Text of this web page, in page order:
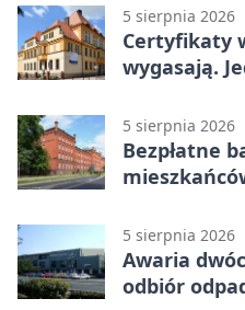
5 sierpnia 2026
Certyfikaty
wygasają.
5 sierpnia 2026
Bezpłatne
5 sierpnia 2026
Awaria
odbiór